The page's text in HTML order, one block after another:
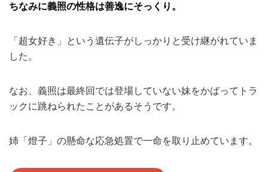
ちなみに義照の性格は善逸にそっくり。
「超女好き」という遺伝子がしっかりと受け継がれていま
した。
なお、義照は最終回では登場していない妹をかばってトラ
ックに跳ねられたことがあるそうです。
姉「燈子」の懸命な応急処置で一命を取り止めています。